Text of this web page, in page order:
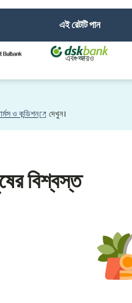
এই রেটটি পান
এবং আরও
ও কন্ডিশন (নতুন উইন্ডোতে খুলবে)
দেখুন।
বিশ্বস্ত